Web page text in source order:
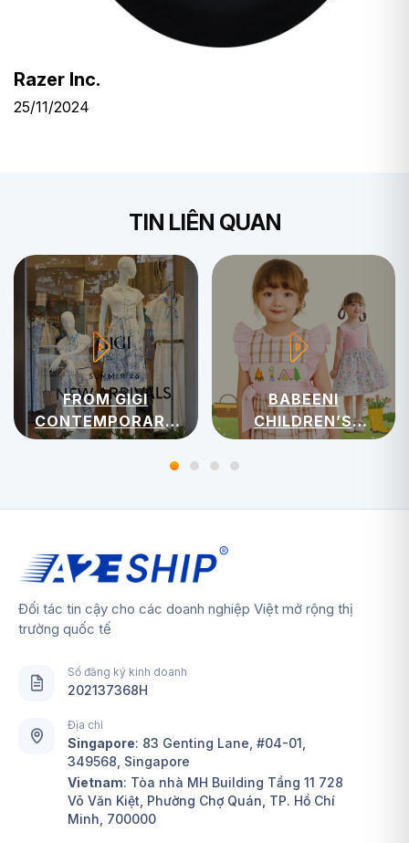
Razer Inc.
25/11/2024
TIN LIÊN QUAN
FROM GIGI
CONTEMPORARY
WOMENSWEAR
BABEENI
CHILDREN’S
APPAREL
Đối tác tin cậy cho các doanh nghiệp Việt mở rộng thị
trường quốc tế
Số đăng ký kinh doanh
202137368H
Địa chỉ
Singapore: 83 Genting Lane, #04-01,
349568, Singapore
Vietnam: Tòa nhà MH Building Tầng 11 728
Võ Văn Kiệt, Phường Chợ Quán, TP. Hồ Chí
Minh, 700000